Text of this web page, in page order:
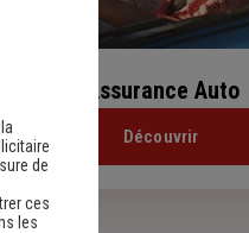
Assurance Auto
Découvrir
de
ces
les